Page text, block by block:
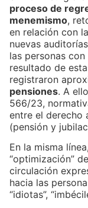
proceso de
menemismo,
en relación con
nuevas
las personas
resultado de
registraron
pensiones. A
566/23,
entre el derecho
(pensión y
En la misma
“optimización”
circulación
hacia las
“idiotas”,